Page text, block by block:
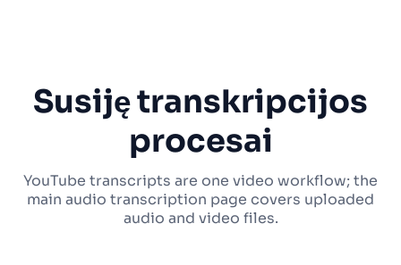
Susiję transkripcijos
procesai
YouTube transcripts are one video workflow; the
main audio transcription page covers uploaded
audio and video files.